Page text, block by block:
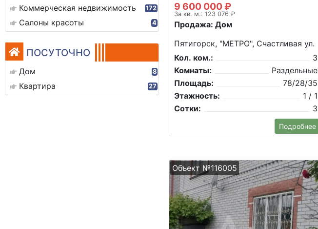
Коммерческая недвижимость 172
Салоны красоты 4
ПОСУТОЧНО
Дом 8
Квартира 27
9 600 000 ₽
За кв. м.: 123 076 ₽
Продажа: Дом
Пятигорск, "МЕТРО", Счастливая ул.
Кол. ком.:
3
Комнаты:
Раздельные
Площадь:
78/28/35
Этажность:
1 / 1
Сотки:
3
Подробнее
Объект №116005